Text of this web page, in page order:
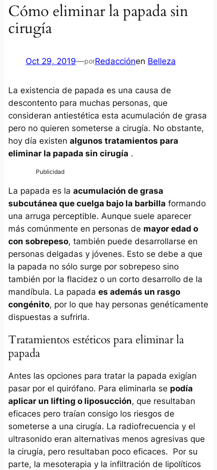
Cómo eliminar la papada sin
cirugía
Oct 29, 2019—porRedacciónen Belleza
La existencia de papada es una causa de
descontento para muchas personas, que
consideran antiestética esta acumulación de grasa
pero no quieren someterse a cirugía. No obstante,
hoy día existen algunos tratamientos para
eliminar la papada sin cirugía .
La papada es la acumulación de grasa
subcutánea que cuelga bajo la barbilla formando
una arruga perceptible. Aunque suele aparecer
más comúnmente en personas de mayor edad o
con sobrepeso, también puede desarrollarse en
personas delgadas y jóvenes. Esto se debe a que
la papada no sólo surge por sobrepeso sino
también por la flacidez o un corto desarrollo de la
mandíbula. La papada es además un rasgo
congénito, por lo que hay personas genéticamente
dispuestas a sufrirla.
Tratamientos estéticos para eliminar la
papada
Antes las opciones para tratar la papada exigían
pasar por el quirófano. Para eliminarla se podía
aplicar un lifting o liposucción, que resultaban
eficaces pero traían consigo los riesgos de
someterse a una cirugía. La radiofrecuencia y el
ultrasonido eran alternativas menos agresivas que
la cirugía, pero resultaban poco eficaces. Por su
parte, la mesoterapia y la infiltración de lipolíticos